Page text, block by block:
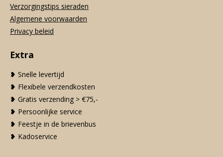
Verzorgingstips sieraden
Algemene voorwaarden
Privacy beleid
Extra
❥ Snelle levertijd
❥ Flexibele verzendkosten
❥ Gratis verzending > €75,-
❥ Persoonlijke service
❥ Feestje in de brievenbus
❥ Kadoservice